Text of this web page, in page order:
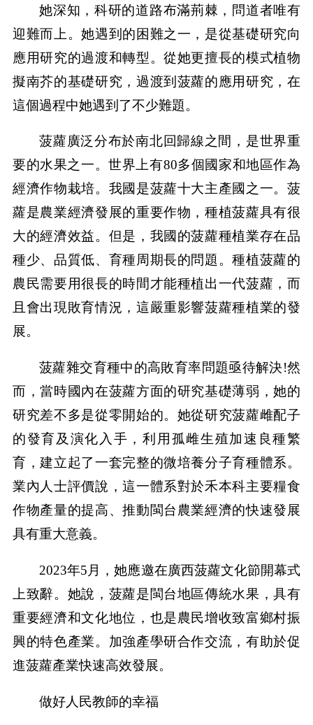
她深知，科研的道路布滿荊棘，問道者唯有
迎難而上。她遇到的困難之一，是從基礎研究向
應用研究的過渡和轉型。從她更擅長的模式植物
擬南芥的基礎研究，過渡到菠蘿的應用研究，在
這個過程中她遇到了不少難題。
菠蘿廣泛分布於南北回歸線之間，是世界重
要的水果之一。世界上有80多個國家和地區作為
經濟作物栽培。我國是菠蘿十大主產國之一。菠
蘿是農業經濟發展的重要作物，種植菠蘿具有很
大的經濟效益。但是，我國的菠蘿種植業存在品
種少、品質低、育種周期長的問題。種植菠蘿的
農民需要用很長的時間才能種植出一代菠蘿，而
且會出現敗育情況，這嚴重影響菠蘿種植業的發
展。
菠蘿雜交育種中的高敗育率問題亟待解決!然
而，當時國內在菠蘿方面的研究基礎薄弱，她的
研究差不多是從零開始的。她從研究菠蘿雌配子
的發育及演化入手，利用孤雌生殖加速良種繁
育，建立起了一套完整的微培養分子育種體系。
業內人士評價說，這一體系對於禾本科主要糧食
作物產量的提高、推動閩台農業經濟的快速發展
具有重大意義。
2023年5月，她應邀在廣西菠蘿文化節開幕式
上致辭。她說，菠蘿是閩台地區傳統水果，具有
重要經濟和文化地位，也是農民增收致富鄉村振
興的特色產業。加強產學研合作交流，有助於促
進菠蘿產業快速高效發展。
做好人民教師的幸福